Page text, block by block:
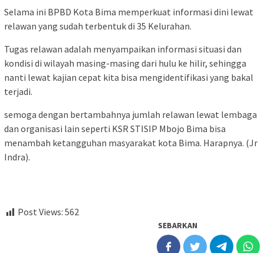
Selama ini BPBD Kota Bima memperkuat informasi dini lewat
relawan yang sudah terbentuk di 35 Kelurahan.
Tugas relawan adalah menyampaikan informasi situasi dan
kondisi di wilayah masing-masing dari hulu ke hilir, sehingga
nanti lewat kajian cepat kita bisa mengidentifikasi yang bakal
terjadi.
semoga dengan bertambahnya jumlah relawan lewat lembaga
dan organisasi lain seperti KSR STISIP Mbojo Bima bisa
menambah ketangguhan masyarakat kota Bima. Harapnya. (Jr
Indra).
Post Views: 562
SEBARKAN